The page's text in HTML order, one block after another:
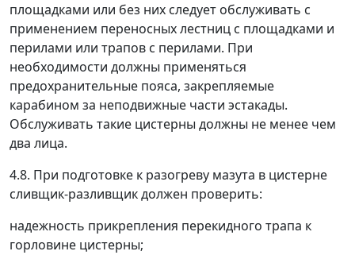
площадками или без них следует обслуживать с
применением переносных лестниц с площадками и
перилами или трапов с перилами. При
необходимости должны применяться
предохранительные пояса, закрепляемые
карабином за неподвижные части эстакады.
Обслуживать такие цистерны должны не менее чем
два лица.
4.8. При подготовке к разогреву мазута в цистерне
сливщик-разливщик должен проверить:
надежность прикрепления перекидного трапа к
горловине цистерны;